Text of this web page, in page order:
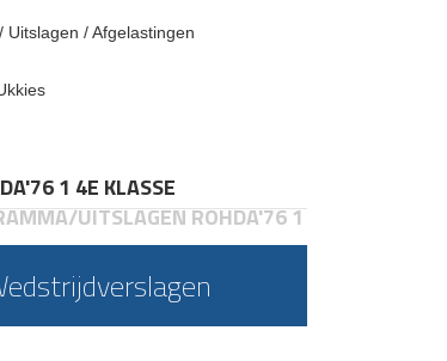
Uitslagen / Afgelastingen
1 4E KLASSE
UITSLAGEN ROHDA'76 1